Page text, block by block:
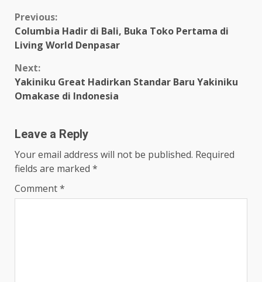
Continue
Reading
Previous:
Columbia Hadir di Bali, Buka Toko Pertama di
Living World Denpasar
Next:
Yakiniku Great Hadirkan Standar Baru Yakiniku
Omakase di Indonesia
Leave a Reply
Your email address will not be published. Required
fields are marked *
Comment*